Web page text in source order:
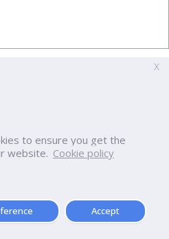
to ensure you get the
website. Cookie policy
Accept
X